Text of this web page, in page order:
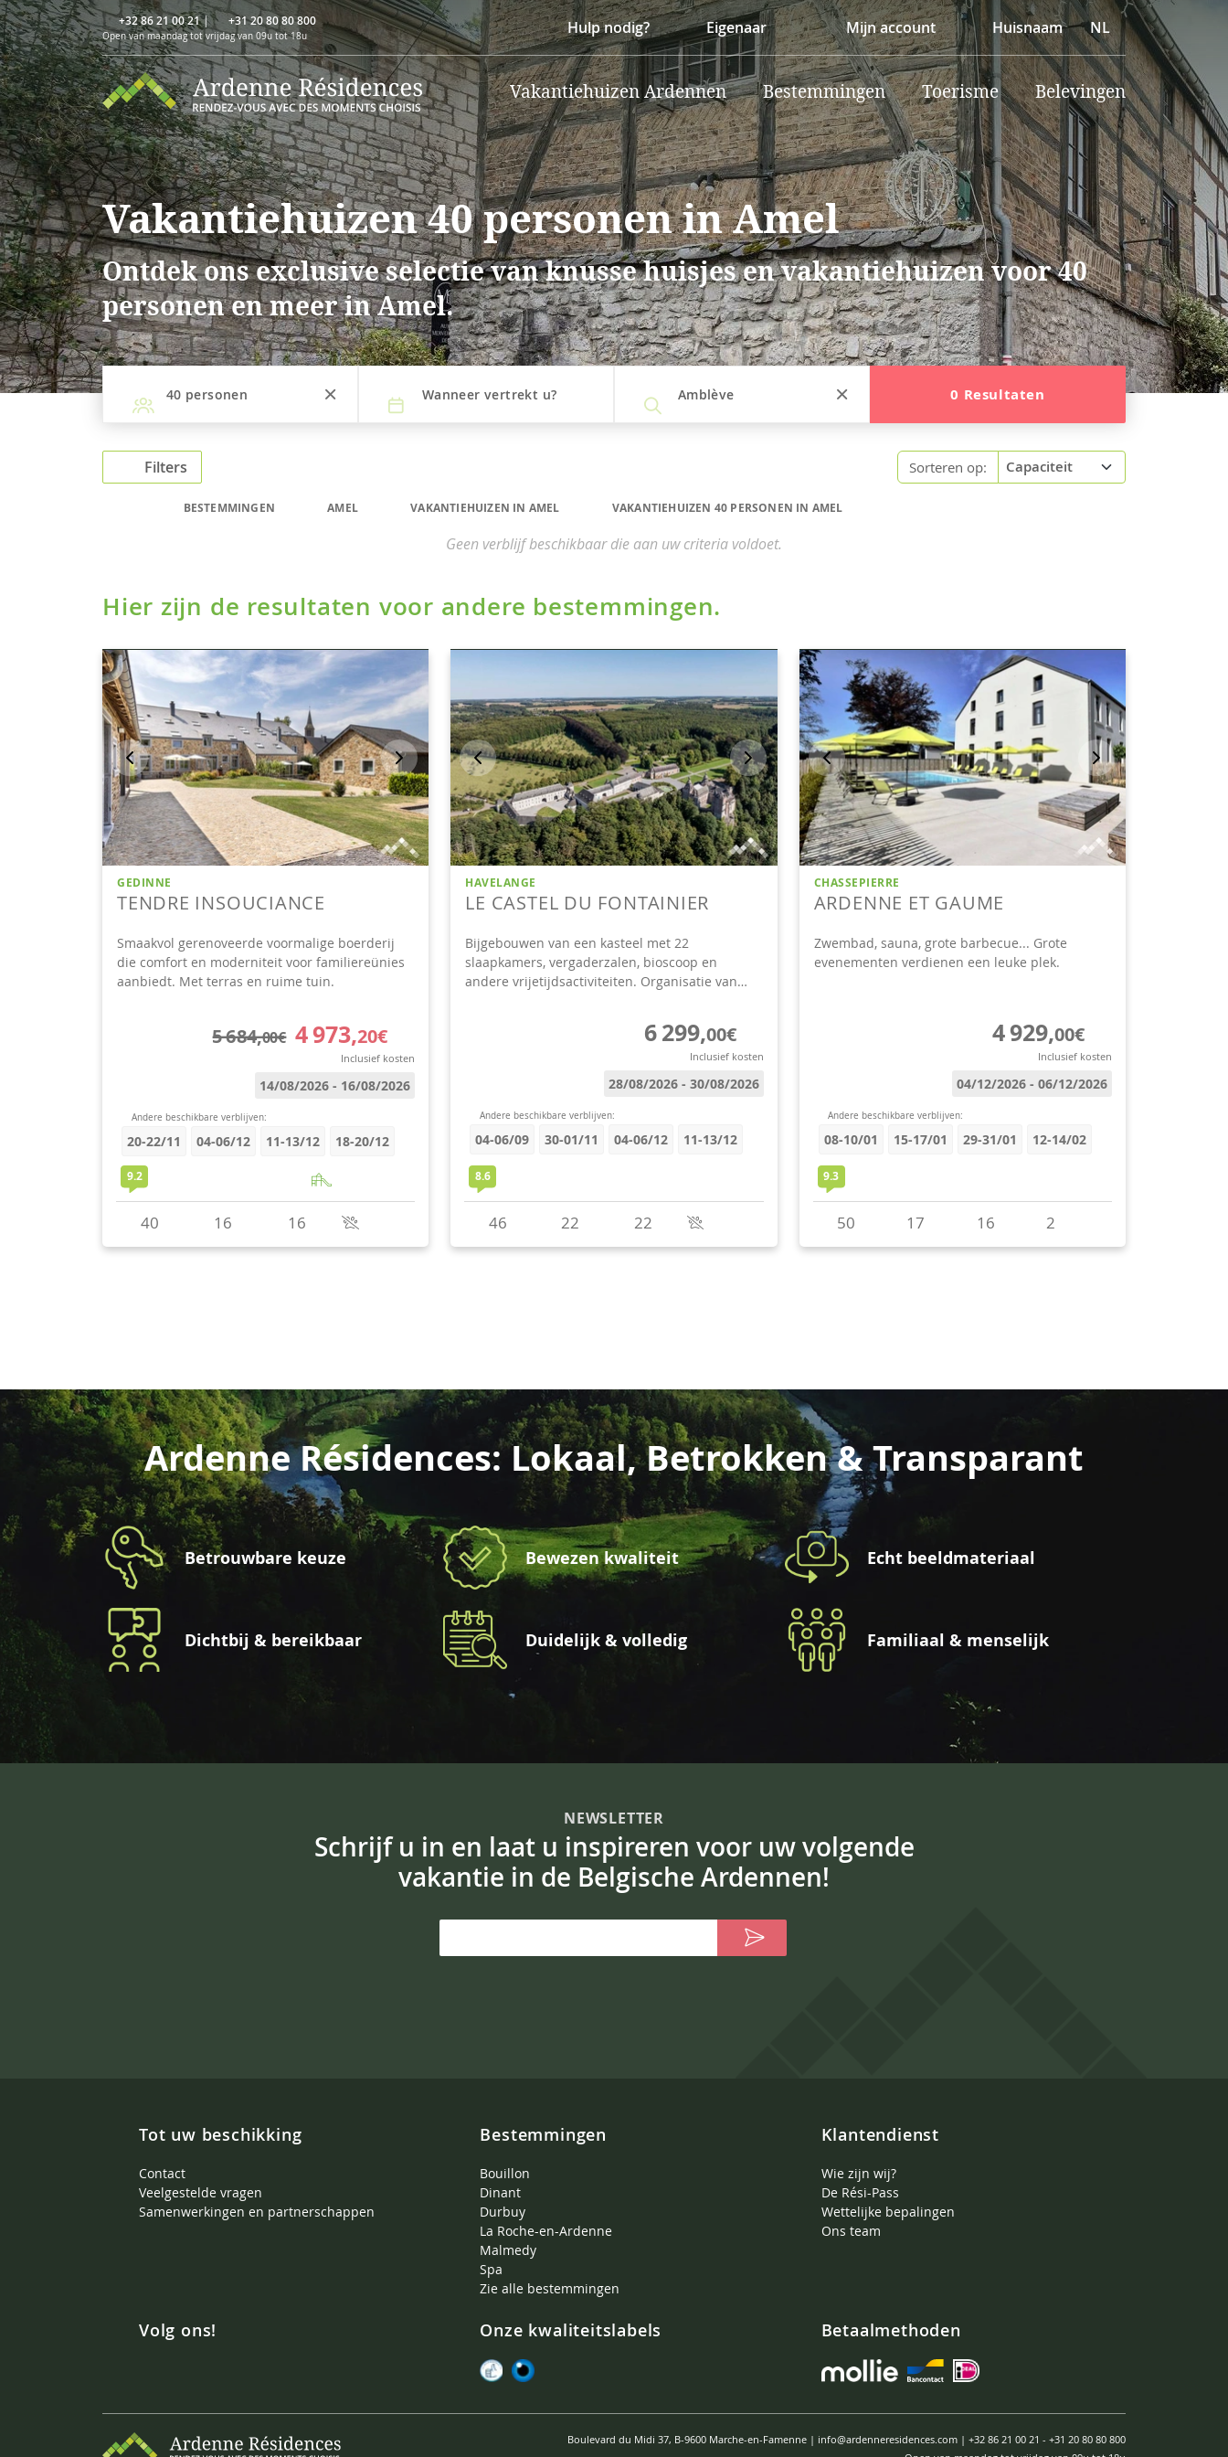
+32 86 21 00 21| +31 20 80 80 800
Open van maandag tot vrijdag van 09u tot 18u Hulp nodig? Eigenaar Mijn account Huisnaam NL
Vakantiehuizen Ardennen Bestemmingen Toerisme Belevingen
Vakantiehuizen 40 personen in Amel
Ontdek ons exclusive selectie van knusse huisjes en vakantiehuizen voor 40
personen en meer in Amel.
40 personen Wanneer vertrekt u? Amblève 0 Resultaten
Filters Sorteren op:
BESTEMMINGEN AMEL VAKANTIEHUIZEN IN AMEL VAKANTIEHUIZEN 40 PERSONEN IN AMEL
Geen verblijf beschikbaar die aan uw criteria voldoet.
Hier zijn de resultaten voor andere bestemmingen.
Ardenne Résidences: Lokaal, Betrokken & Transparant
Betrouwbare keuze Bewezen kwaliteit Echt beeldmateriaal
Dichtbij & bereikbaar Duidelijk & volledig Familiaal & menselijk
NEWSLETTER
Schrijf u in en laat u inspireren voor uw volgende
vakantie in de Belgische Ardennen!
Tot uw beschikking
Contact
Veelgestelde vragen
Samenwerkingen en partnerschappen
Bestemmingen
Bouillon
Dinant
Durbuy
La Roche-en-Ardenne
Malmedy
Spa
Zie alle bestemmingen
Klantendienst
Wie zijn wij?
De Rési-Pass
Wettelijke bepalingen
Ons team
Volg ons! Onze kwaliteitslabels Betaalmethoden
Boulevard du Midi 37, B-9600 Marche-en-Famenne | info@ardenneresidences.com| +32 86 21 00 21 - +31 20 80 80 800